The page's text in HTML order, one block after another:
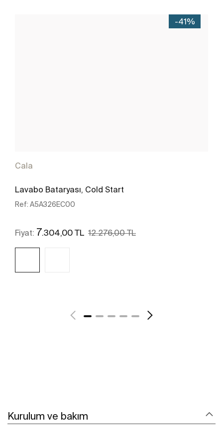
-41%
Cala
Lavabo Bataryası, Cold Start
Ref: A5A326EC00
Fiyat: 7.304,00 TL 12.276,00 TL
Kurulum ve bakım